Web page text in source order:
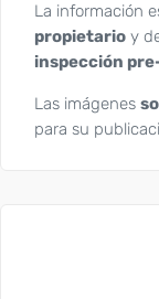
La información
propietario y
inspección
Las imágenes
para su